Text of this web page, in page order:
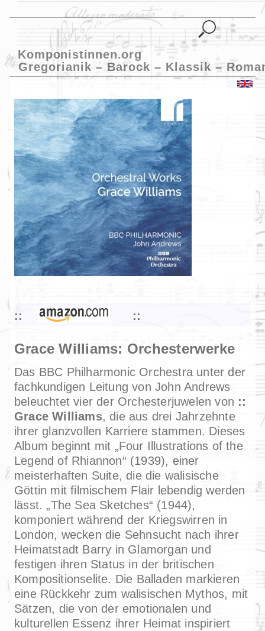
Komponistinnen.org
Gregorianik – Barock – Klassik –
Grace Williams: Orchesterwerke
Das BBC Philharmonic Orchestra unter der
fachkundigen Leitung von John Andrews
beleuchtet vier der Orchesterjuwelen von
Grace Williams, die aus drei Jahrzehnte
ihrer glanzvollen Karriere stammen. Dieses
Album beginnt mit „Four Illustrations of the
Legend of Rhiannon“ (1939), einer
meisterhaften Suite, die die walisische
Göttin mit filmischem Flair lebendig werden
lässt. „The Sea Sketches“ (1944),
komponiert während der Kriegswirren in
London, wecken die Sehnsucht nach ihrer
Heimatstadt Barry in Glamorgan und
festigen ihren Status in der britischen
Kompositionselite. Die Balladen markieren
eine Rückkehr zum walisischen Mythos, mit
Sätzen, die von der emotionalen und
kulturellen Essenz ihrer Heimat inspiriert